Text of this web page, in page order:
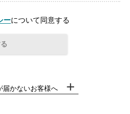
ーについて同意する
届かないお客様へ